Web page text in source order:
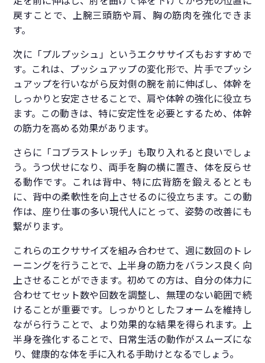
戻すことで、上腕三頭筋や肩、胸の筋肉を強化できま
す。
次に「プルプッシュ」というエクササイズもおすすめで
す。これは、プッシュアップの変化形で、片手でプッシ
ュアップを行いながら反対側の腕を前に伸ばし、体幹を
しっかりと安定させることで、肩や体幹の強化に役立ち
ます。この動きは、特に安定性を必要とするため、体幹
の筋力を高める効果があります。
さらに「コブラストレッチ」も取り入れると良いでしょ
う。うつ伏せになり、両手を胸の横に置き、体を反らせ
る動作です。これは背中、特に広背筋を鍛えるととも
に、背中の柔軟性を向上させるのに役立ちます。この動
作は、座り仕事の多い現代人にとって、姿勢の改善にも
繋がります。
これらのエクササイズを組み合わせて、週に数回のトレ
ーニングを行うことで、上半身の筋力をバランス良く向
上させることができます。初めての方は、自分の体力に
合わせてセット数や回数を調整し、無理のない範囲で続
けることが重要です。しっかりとしたフォームを維持し
ながら行うことで、より効果的な結果を得られます。上
半身を強化することで、日常生活の動作がスムーズにな
り、健康的な体を手に入れる手助けとなるでしょう。